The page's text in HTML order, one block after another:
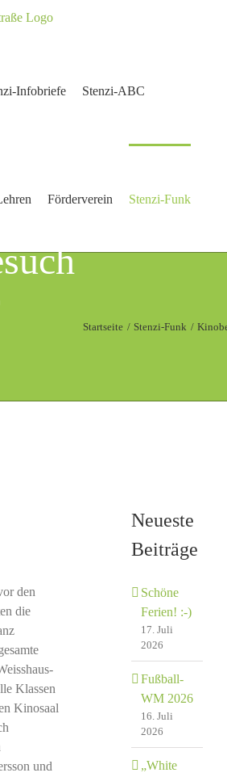
Infobriefe Stenzi-ABC
Förderverein Stenzi-Funk
Startseite Stenzi-Funk
den
die
Klassen
Kinosaal
und
Neueste
Beiträge
Schöne
Ferien! :-)
17. Juli
2026
Fußball-
WM 2026
16. Juli
2026
„White